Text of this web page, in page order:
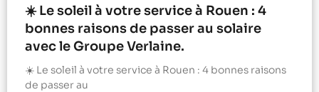
☀️ Le soleil à votre service à Rouen : 4
bonnes raisons de passer au solaire
avec le Groupe Verlaine.
☀️ Le soleil à votre service à Rouen : 4 bonnes raisons
de passer au